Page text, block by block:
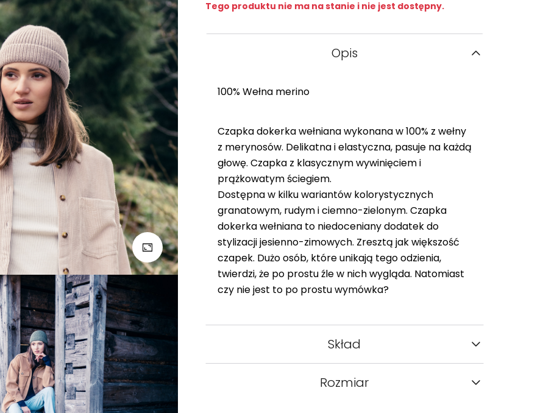
Tego produktu nie ma na stanie i nie jest dostępny.
Opis
100% Wełna merino
Czapka dokerka wełniana wykonana w 100% z wełny
z merynosów. Delikatna i elastyczna, pasuje na każdą
głowę. Czapka z klasycznym wywinięciem i
prążkowatym ściegiem.
Dostępna w kilku wariantów kolorystycznych
granatowym, rudym i ciemno-zielonym. Czapka
dokerka wełniana to niedoceniany dodatek do
stylizacji jesienno-zimowych. Zresztą jak większość
czapek. Dużo osób, które unikają tego odzienia,
twierdzi, że po prostu źle w nich wygląda. Natomiast
czy nie jest to po prostu wymówka?
Skład
Rozmiar